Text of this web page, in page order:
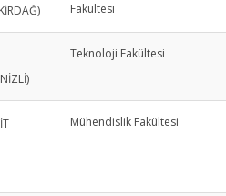
Fakültesi
Teknoloji Fakültesi
Mühendislik Fakültesi